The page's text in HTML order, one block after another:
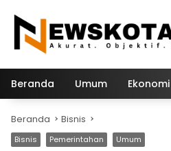
konten
Beranda Umum Ekonomi
Beranda Bisnis
Bisnis Pemerintahan Umum